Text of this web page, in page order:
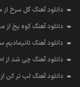
دانلود آهنگ گل سرخ
دانلود آهنگ کوه یخ
دانلود آهنگ تانیمادیم
دانلود آهنگ چی شد از
دانلود آهنگ لب تر کن